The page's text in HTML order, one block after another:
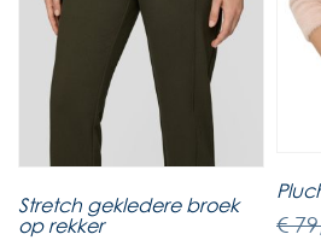
Stretch gekledere broek
op rekker
€